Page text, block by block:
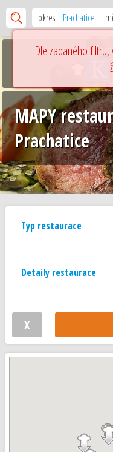
okres: Prachatice
MAPY
Prachatice
Typ restaurace
Detaily restaurace
Dle zadaného